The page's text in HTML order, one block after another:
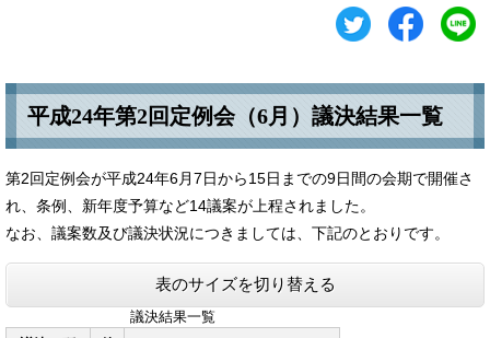
平成24年第2回定例会（6月）議決結果一覧
第2回定例会が平成24年6月7日から15日までの9日間の会期で開催さ
れ、条例、新年度予算など14議案が上程されました。
なお、議案数及び議決状況につきましては、下記のとおりです。
表のサイズを切り替える
議決結果一覧